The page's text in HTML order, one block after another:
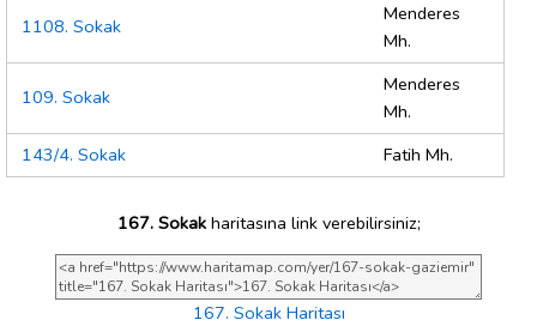
1108. Sokak
Menderes
Mh.
109. Sokak
Menderes
Mh.
143/4. Sokak
Fatih Mh.
167. Sokakharitasına link verebilirsiniz;
167. Sokak Haritası